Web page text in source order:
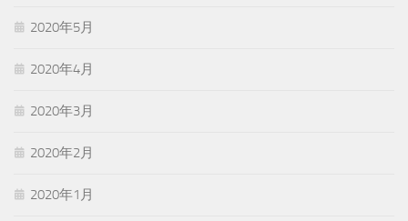
2020年5月
2020年4月
2020年3月
2020年2月
2020年1月